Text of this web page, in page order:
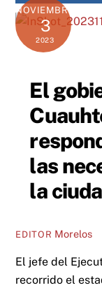
NOVIEMBRE
3
2023
El
las
la
EDITOR Morelos
El jefe del
recorrido el